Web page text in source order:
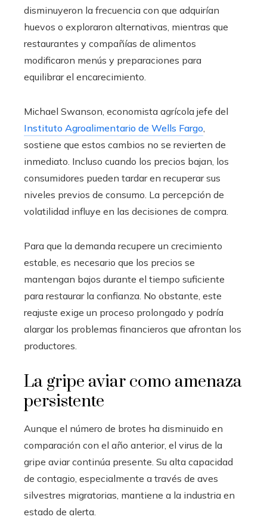
disminuyeron la frecuencia con que adquirían
huevos o exploraron alternativas, mientras que
restaurantes y compañías de alimentos
modificaron menús y preparaciones para
equilibrar el encarecimiento.
Michael Swanson, economista agrícola jefe del
Instituto Agroalimentario de Wells Fargo
sostiene que estos cambios no se revierten de
inmediato. Incluso cuando los precios bajan, los
consumidores pueden tardar en recuperar sus
niveles previos de consumo. La percepción de
volatilidad influye en las decisiones de compra.
Para que la demanda recupere un crecimiento
estable, es necesario que los precios se
mantengan bajos durante el tiempo suficiente
para restaurar la confianza. No obstante, este
reajuste exige un proceso prolongado y podría
alargar los problemas financieros que afrontan los
productores.
La gripe aviar como amenaza
persistente
Aunque el número de brotes ha disminuido en
comparación con el año anterior, el virus de la
gripe aviar continúa presente. Su alta capacidad
de contagio, especialmente a través de aves
silvestres migratorias, mantiene a la industria en
estado de alerta.